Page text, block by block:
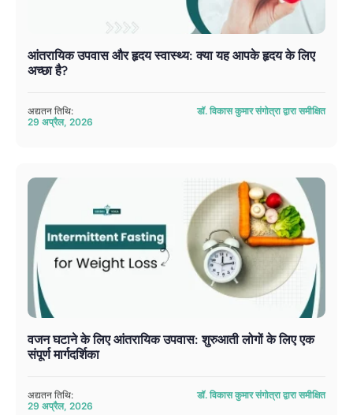
आंतरायिक उपवास और हृदय स्वास्थ्य: क्या यह आपके हृदय के लिए
अच्छा है?
अद्यतन तिथि:
29 अप्रैल, 2026
डॉ. विकास कुमार संगोत्रा ​​द्वारा समीक्षित
वजन घटाने के लिए आंतरायिक उपवास: शुरुआती लोगों के लिए एक
संपूर्ण मार्गदर्शिका
अद्यतन तिथि:
29 अप्रैल, 2026
डॉ. विकास कुमार संगोत्रा ​​द्वारा समीक्षित